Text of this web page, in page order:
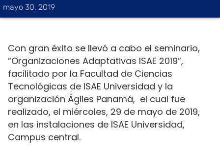
mayo 30, 2019
Con gran éxito se llevó a cabo el seminario,
“Organizaciones Adaptativas ISAE 2019”,
facilitado por la Facultad de Ciencias
Tecnológicas de ISAE Universidad y la
organización Ágiles Panamá, el cual fue
realizado, el miércoles, 29 de mayo de 2019,
en las instalaciones de ISAE Universidad,
Campus central.